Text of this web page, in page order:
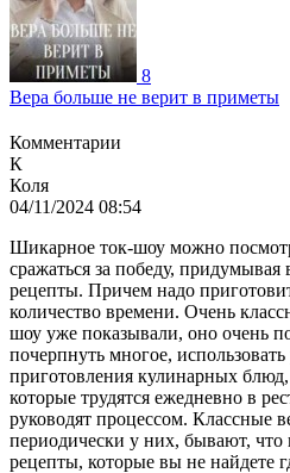
8
Вера больше не верит в приметы
Комментарии
К
Коля
04/11/2024 08:54
Шикарное ток-шоу можно
сражаться за победу,
рецепты. Причем надо
количество времени. Очень
шоу уже показывали, оно очень
почерпнуть многое,
приготовления кулинарных
которые трудятся ежедневно в
руководят процессом. Классные
периодически у них, бывают, что
рецепты, которые вы не найдете